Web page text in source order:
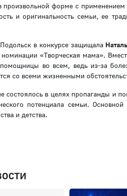
произвольной форме с
и оригинальность семьи, ее
в конкурсе защищала
«Творческая мама».
во всем, ведь из-за
со всеми жизненными
состоялось в целях пропаганды и
потенциала семьи.
и детства.